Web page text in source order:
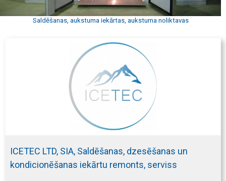
Saldēšanas, aukstuma iekārtas, aukstuma noliktavas
ICETEC LTD, SIA, Saldēšanas, dzesēšanas un
kondicionēšanas iekārtu remonts, serviss